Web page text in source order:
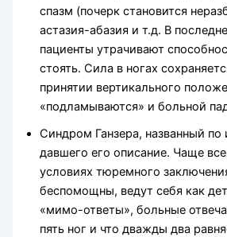
спазм (почерк становится
астазия-абазия и т.д. В
пациенты утрачивают
стоять. Сила в ногах
принятии вертикального
«подламываются» и больной
Синдром Ганзера, названный по
давшего его описание. Чаще
условиях тюремного
беспомощны, ведут себя как
«мимо-ответы», больные
пять ног и что дважды два